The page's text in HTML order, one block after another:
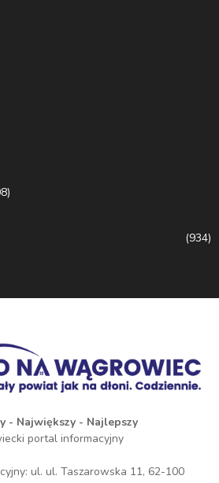
(934)
- Największy - Najlepszy
portal informacyjny
ul. ul. Taszarowska 11, 62-100